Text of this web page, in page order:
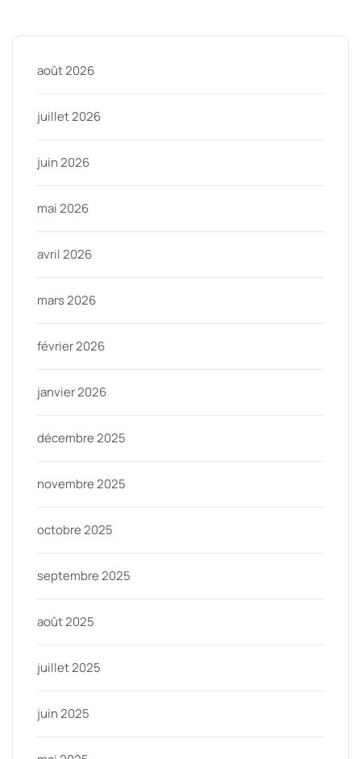
août 2026
juillet 2026
juin 2026
mai 2026
avril 2026
mars 2026
février 2026
janvier 2026
décembre 2025
novembre 2025
octobre 2025
septembre 2025
août 2025
juillet 2025
juin 2025